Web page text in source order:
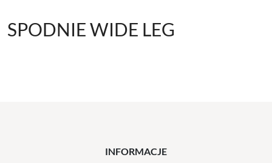
SPODNIE WIDE LEG
INFORMACJE